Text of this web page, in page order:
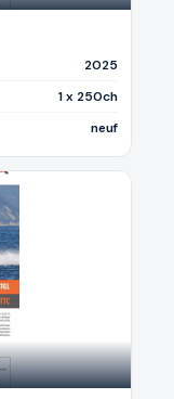
2025
1 x 250ch
neuf